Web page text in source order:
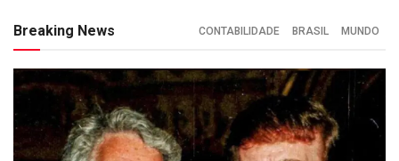
Breaking News CONTABILIDADE BRASIL MUNDO